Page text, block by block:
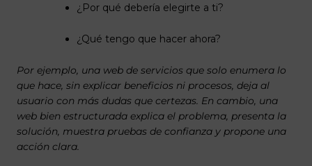
¿Por qué debería elegirte a ti?
¿Qué tengo que hacer ahora?
Por ejemplo, una web de servicios que solo enumera lo
que hace, sin explicar beneficios ni procesos, deja al
usuario con más dudas que certezas. En cambio, una
web bien estructurada explica el problema, presenta la
solución, muestra pruebas de confianza y propone una
acción clara.